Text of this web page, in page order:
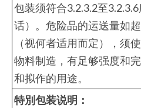
包装须符合3.2.3.2至
话）。危险品的运送量如
（视何者适用而定），须
物料制造，有足够强度和
和拟作的用途。
特別包装说明：